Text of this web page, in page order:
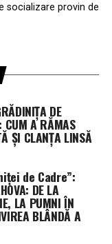
socializare provin de
DE
CUM A RĂMAS
ȘI CLANȚA LINSĂ
de Cadre”:
DE LA
LA PUMNI ÎN
BLÂNDĂ A